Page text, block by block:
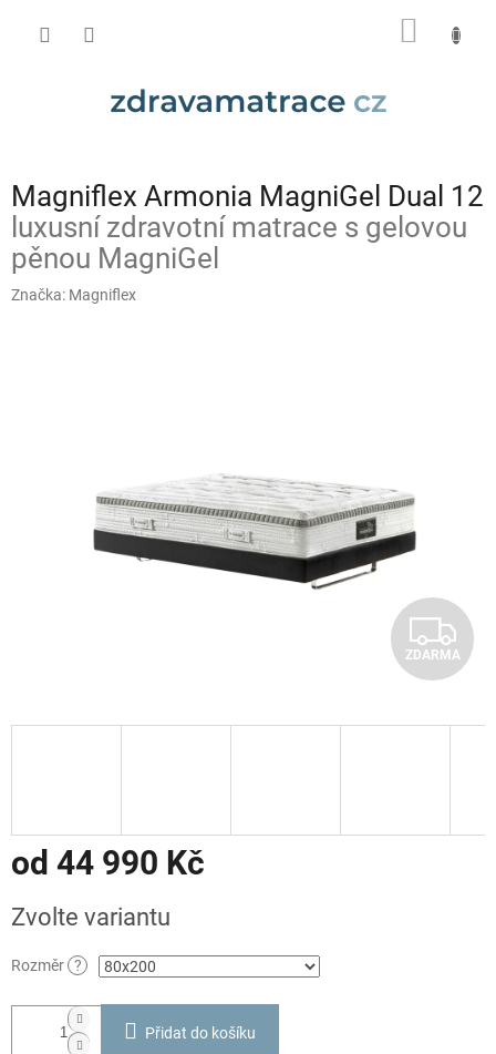
Magniflex Armonia MagniGel Dual 12
luxusní zdravotní matrace s gelovou
pěnou MagniGel
Značka: Magniflex
Z
D
A
ZDARMA
od 44 990 Kč
cena:
Zvolte variantu
Rozměr ?
Přidat do košíku